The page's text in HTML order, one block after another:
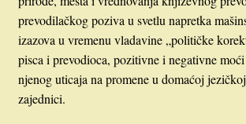
prevodilačkog poziva u svetlu napretka
izazova u vremenu vladavine „političke
pisca i prevodioca, pozitivne i negativne moći
njenog uticaja na promene u domaćoj
zajednici.